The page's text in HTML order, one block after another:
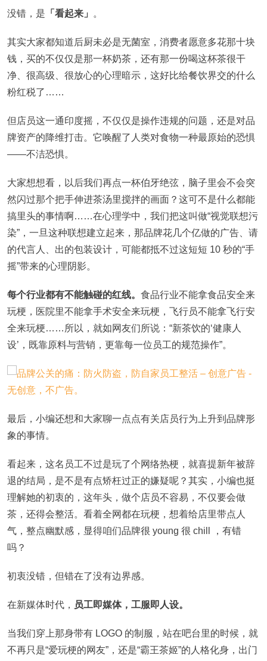
没错，是 「看起来」 。
其实大家都知道后厨未必是无菌室，消费者愿意多花那十块
钱，买的不仅仅是那一杯奶茶，还有那一份喝这杯茶很干
净、很高级、很放心的心理暗示，这好比给餐饮界交的什么
粉红税了……
但店员这一通印度摇，不仅仅是操作违规的问题，还是对品
牌资产的降维打击。它唤醒了人类对食物一种最原始的恐惧
——不洁恐惧。
大家想想看，以后我们再点一杯伯牙绝弦，脑子里会不会突
然闪过那个把手伸进茶汤里搅拌的画面？这可不是什么都能
搞里头的事情啊……在心理学中，我们把这叫做“视觉联想污
染”，一旦这种联想建立起来，那品牌花几个亿做的广告、请
的代言人、出的包装设计，可能都抵不过这短短 10 秒的“手
摇”带来的心理阴影。
每个行业都有不能触碰的红线。 食品行业不能拿食品安全来
玩梗，医院里不能拿手术安全来玩梗，飞行员不能拿飞行安
全来玩梗……所以，就如网友们所说：“新茶饮的‘健康人
设’，既靠原料与营销，更靠每一位员工的规范操作”。
最后，小编还想和大家聊一点点有关店员行为上升到品牌形
象的事情。
看起来，这名员工不过是玩了个网络热梗，就喜提新年被辞
退的结局，是不是有点矫枉过正的嫌疑呢？其实，小编也挺
理解她的初衷的，这年头，做个店员不容易，不仅要会做
茶，还得会整活。看着全网都在玩梗，想着给店里带点人
气，整点幽默感，显得咱们品牌很 young 很 chill ，有错
吗？
初衷没错，但错在了没有边界感。
在新媒体时代， 员工即媒体，工服即人设。
当我们穿上那身带有 LOGO 的制服，站在吧台里的时候，就
不再只是“爱玩梗的网友”，还是“霸王茶姬”的人格化身，出门